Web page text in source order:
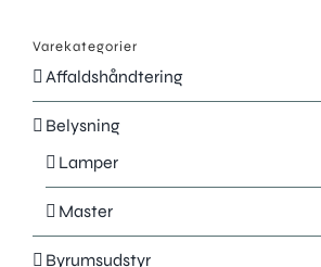
Varekategorier
Affaldshåndtering
Belysning
Lamper
Master
Byrumsudstyr